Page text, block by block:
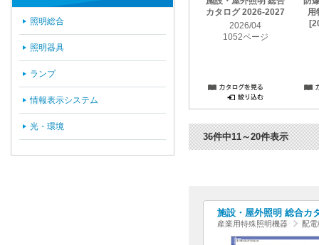
カタログ 2026-2027
2026/04
1052ページ
用
36件中11～20件表示
施設・屋外照明 総合カ
産業用特殊照明機器 配電
照明総合
照明器具
ランプ
情報表示システム
光・環境